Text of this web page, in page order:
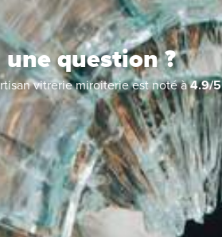
une question ?
vitrerie miroiterieest noté à4.9/5